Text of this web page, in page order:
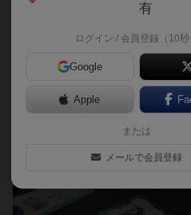
仮面舞踏会をテーマにした目
ョンはトリック数の調整、夜
昼の振る舞いを観察して、夜
界観がルールと符合しています
有
ログイン / 会員登録（10秒
Google
Apple
または
メールで会員登録